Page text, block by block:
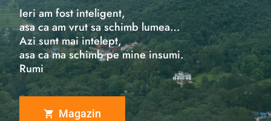
Ieri am fost inteligent,
asa ca am vrut sa schimb lumea…
Azi sunt mai intelept,
asa ca ma schimb pe mine insumi.
Rumi
Magazin